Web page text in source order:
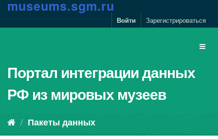
museums.sgm.ru
Войти Зарегистрироваться
Портал интеграции данных
РФ из мировых музеев
Пакеты данных